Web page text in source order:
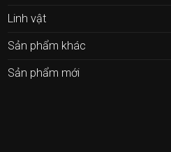
Linh vật
Sản phẩm khác
Sản phẩm mới